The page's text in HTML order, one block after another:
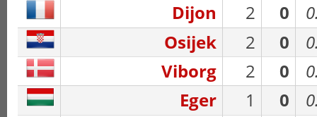
Dijon
2 0
Osijek
2 0
Viborg
2 0
Eger
1 0